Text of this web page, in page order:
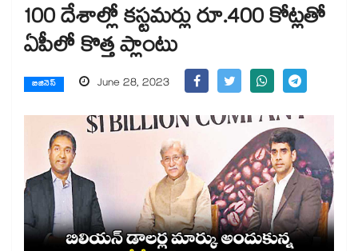
100 దేశాల్లో కస్టమర్లు రూ.400 కోట్లతో
ఏపీలో కొత్త ప్లాంటు
బిజినెస్ June 28, 2023